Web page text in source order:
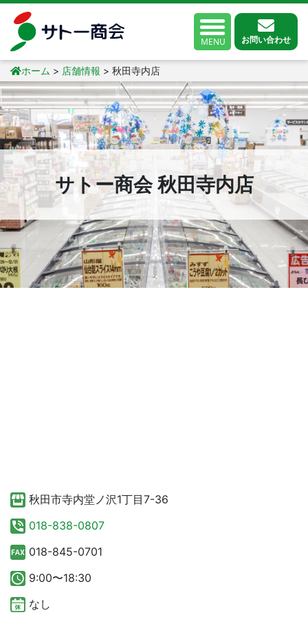
MENU お問い合わせ
ホーム > 店舗情報 > 秋田寺内店
サトー商会 秋田寺内店
秋田市寺内堂ノ沢1丁目7-36
018-838-0807
018-845-0701
9:00〜18:30
なし